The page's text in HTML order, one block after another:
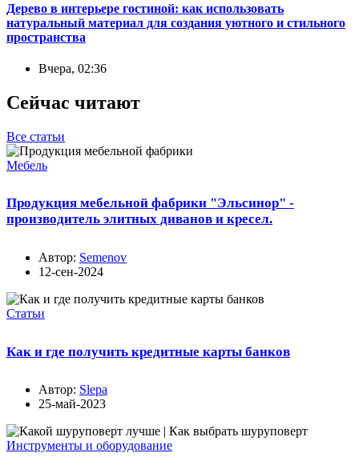
Дерево в интерьере гостиной: как использовать
натуральный материал для создания уютного и стильного
пространства
Вчера, 02:36
Сейчас читают
Все статьи
Мебель
Продукция мебельной фабрики "Эльсинор" -
производитель элитных диванов и кресел.
Автор: Semenov
12-сен-2024
Статьи
Как и где получить кредитные карты банков
Автор: Slepa
25-май-2023
Инструменты и оборудование